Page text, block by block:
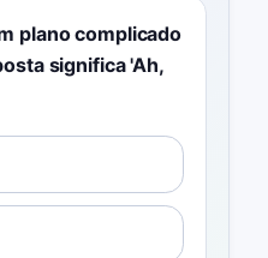
plano complicado
significa 'Ah,